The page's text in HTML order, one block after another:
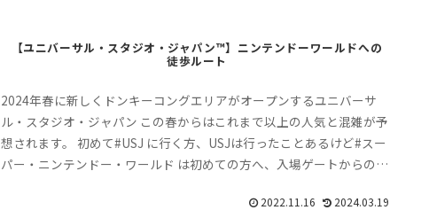
【ユニバーサル・スタジオ・ジャパン™】ニンテンドーワールドへの
徒歩ルート
2024年春に新しくドンキーコングエリアがオープンするユニバーサ
ル・スタジオ・ジャパン この春からはこれまで以上の人気と混雑が予
想されます。 初めて#USJ に行く方、USJは行ったことあるけど#スー
パー・ニンテンドー・ワールド は初めての方へ、入場ゲートからの#
2022.11.16 2024.03.19